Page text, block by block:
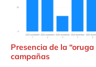
Presencia de la
campañas